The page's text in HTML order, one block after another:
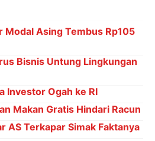
Modal Asing Tembus Rp105
Bisnis Untung Lingkungan
Investor Ogah ke RI
Makan Gratis Hindari Racun
AS Terkapar Simak Faktanya